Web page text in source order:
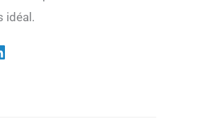
idéal.